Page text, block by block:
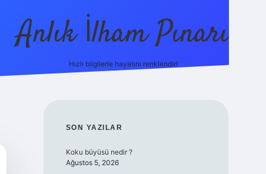
Anlık İlham Pınarı
Hızlı bilgilerle hayatını renklendir!
SIDEBAR
SON YAZILAR
Koku büyüsü nedir ?
Ağustos 5, 2026